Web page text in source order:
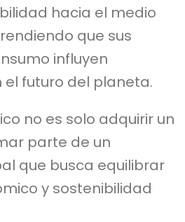
hacia el medio
que sus
influyen
futuro del planeta.
no es solo adquirir un
parte de un
que busca equilibrar
y sostenibilidad